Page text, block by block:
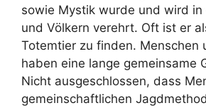
sowie Mystik wurde und wird in
und Völkern verehrt. Oft ist er
Totemtier zu finden. Menschen
haben eine lange gemeinsame
Nicht ausgeschlossen, dass
gemeinschaftlichen